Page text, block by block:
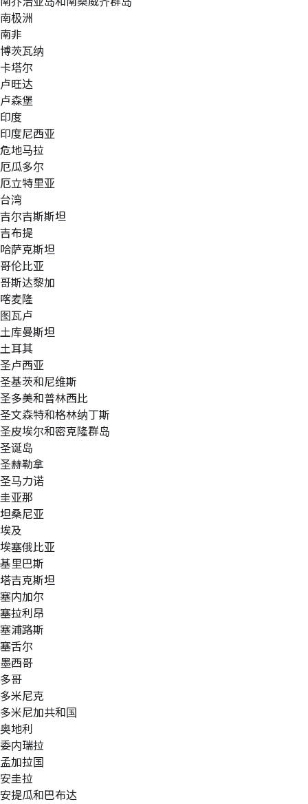
南极洲
南非
博茨瓦纳
卡塔尔
卢旺达
卢森堡
印度
印度尼西亚
危地马拉
厄瓜多尔
厄立特里亚
台湾
吉尔吉斯斯坦
吉布提
哈萨克斯坦
哥伦比亚
哥斯达黎加
喀麦隆
图瓦卢
土库曼斯坦
土耳其
圣卢西亚
圣基茨和尼维斯
圣多美和普林西比
圣文森特和格林纳丁斯
圣皮埃尔和密克隆群岛
圣诞岛
圣赫勒拿
圣马力诺
圭亚那
坦桑尼亚
埃及
埃塞俄比亚
基里巴斯
塔吉克斯坦
塞内加尔
塞拉利昂
塞浦路斯
塞舌尔
墨西哥
多哥
多米尼克
多米尼加共和国
奥地利
委内瑞拉
孟加拉国
安圭拉
安提瓜和巴布达